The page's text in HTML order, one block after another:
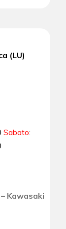
(LU)
Sabato:
Kawasaki